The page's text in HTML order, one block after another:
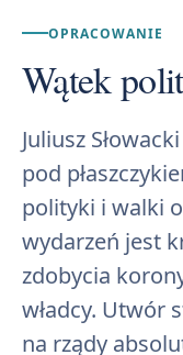
OPRACOWANIE
Wątek
Juliusz
pod
polityki i walki
wydarzeń jest
zdobycia
władcy. Utwór
na rządy